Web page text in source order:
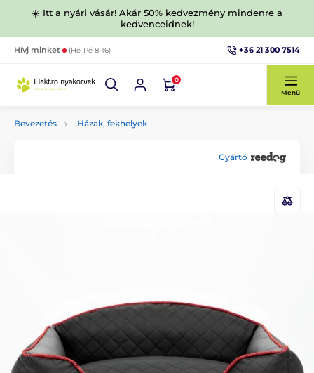
☀️ Itt a nyári vásár! Akár 50% kedvezmény mindenre a
kedvenceidnek!
Hívj minket (Hé-Pé 8-16) +36 21 300 7514
0
Menü
Bevezetés Házak, fekhelyek
Gyártó